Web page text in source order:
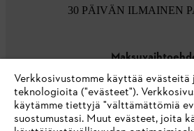
30 PÄIVÄN ILMAINEN
Verkkosivustomme käyttää evästeitä
teknologioita ("evästeet").
käytämme tiettyjä "välttämättömiä
suostumustasi. Muut evästeet, joita